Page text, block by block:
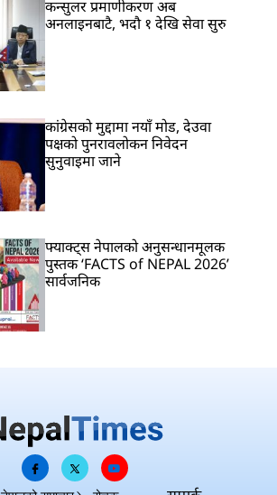
कन्सुलर प्रमाणीकरण अब
अनलाइनबाटै, भदौ १ देखि सेवा सुरु
कांग्रेसको मुद्दामा नयाँ मोड, देउवा
पक्षको पुनरावलोकन निवेदन
सुनुवाइमा जाने
फ्याक्ट्स नेपालको अनुसन्धानमूलक
पुस्तक ‘FACTS of NEPAL 2026’
सार्वजनिक